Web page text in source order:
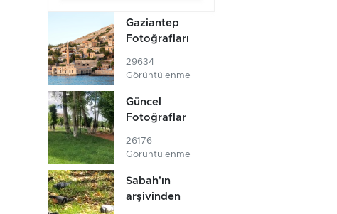
Gaziantep
Fotoğrafları
29634
Görüntülenme
Güncel
Fotoğraflar
26176
Görüntülenme
Sabah'ın
arşivinden